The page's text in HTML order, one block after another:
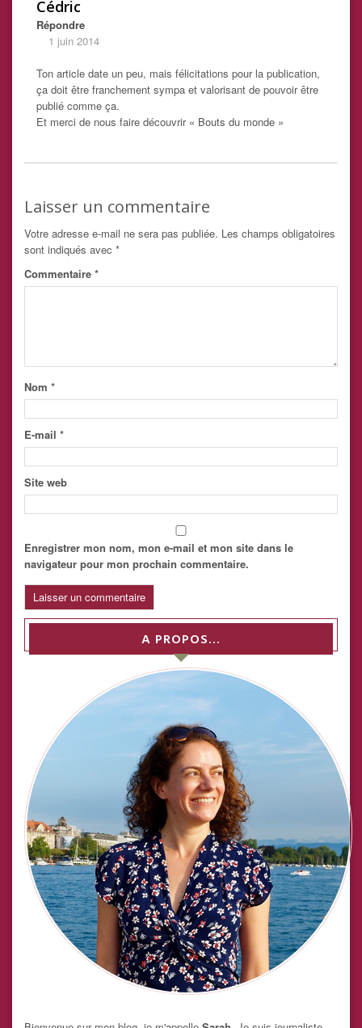
Cédric
Répondre
1 juin 2014
Ton article date un peu, mais félicitations pour la publication,
ça doit être franchement sympa et valorisant de pouvoir être
publié comme ça.
Et merci de nous faire découvrir « Bouts du monde »
Laisser un commentaire
Votre adresse e-mail ne sera pas publiée. Les champs obligatoires
sont indiqués avec *
Commentaire *
Nom *
E-mail *
Site web
Enregistrer mon nom, mon e-mail et mon site dans le
navigateur pour mon prochain commentaire.
A PROPOS…